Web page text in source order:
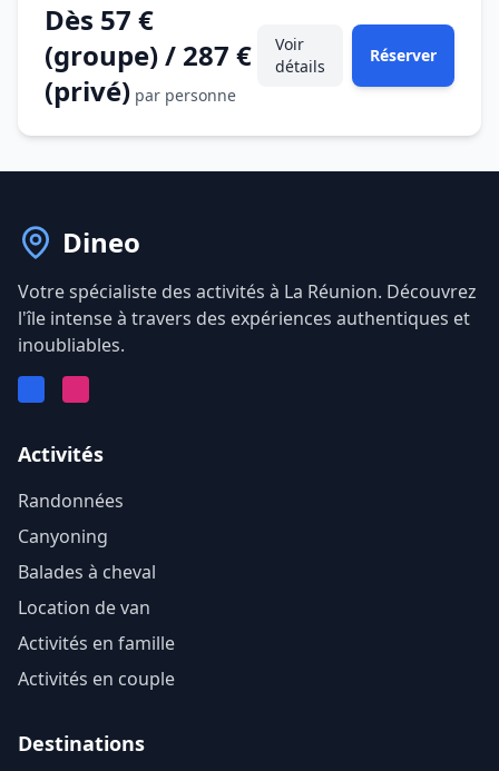
Dès 57 €
(groupe) / 287 €
(privé) par personne
Voir
détails
Réserver
Dineo
Votre spécialiste des activités à La Réunion. Découvrez
l'île intense à travers des expériences authentiques et
inoubliables.
Activités
Randonnées
Canyoning
Balades à cheval
Location de van
Activités en famille
Activités en couple
Destinations